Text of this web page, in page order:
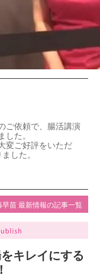
ご依頼で、腸活講演
た。
変ご好評をいただ
した。
早苗 最新情報の記事一覧
キレイにする